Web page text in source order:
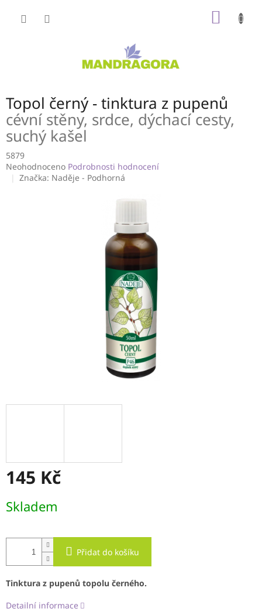
Topol černý - tinktura z pupenů
cévní stěny, srdce, dýchací cesty,
suchý kašel
5879
Průměrné
hodnocení
Neohodnoceno Podrobnosti hodnocení
Značka: Naděje - Podhorná
145 Kč
cena:
Skladem
Přidat do košíku
Tinktura z pupenů topolu černého.
Detailní informace